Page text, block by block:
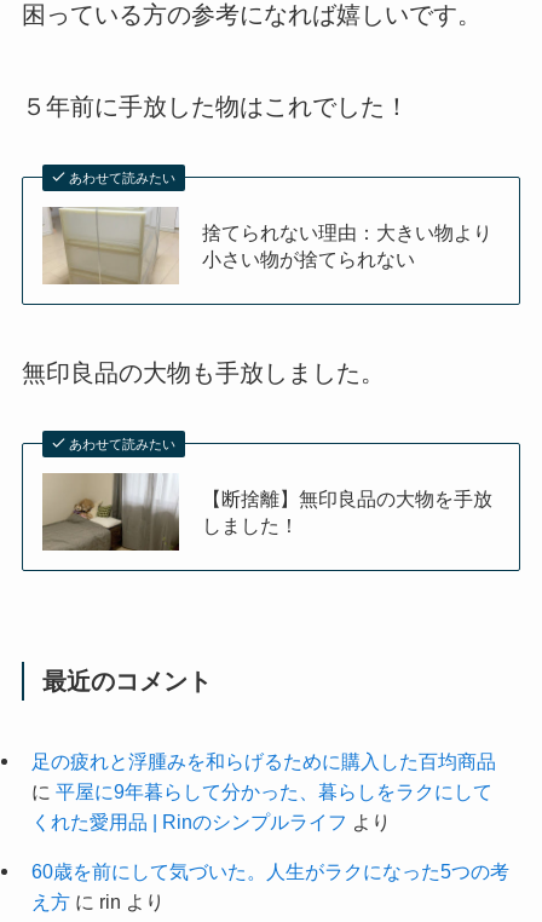
困っている方の参考になれば嬉しいです。
５年前に手放した物はこれでした！
あわせて読みたい
捨てられない理由：大きい物より
小さい物が捨てられない
無印良品の大物も手放しました。
あわせて読みたい
【断捨離】無印良品の大物を手放
しました！
最近のコメント
足の疲れと浮腫みを和らげるために購入した百均商品
に 平屋に9年暮らして分かった、暮らしをラクにして
くれた愛用品 | Rinのシンプルライフ より
60歳を前にして気づいた。人生がラクになった5つの考
え方に rin より